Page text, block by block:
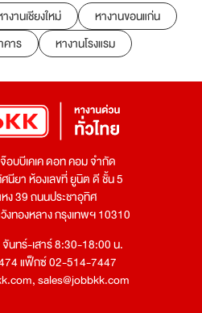
งานเชียงใหม่
หางานขอนแก่น
คาร หางานโรงแรม
บบีเคเค ดอท คอม จำกัด
นียา ห้องเลขที่ ยูนิต ดี ชั้น 5
ง 39 ถนนประชาอุทิศ
งทองหลาง กรุงเทพฯ 10310
นทร์-เสาร์ 8:30-18:00 น.
แฟ็กซ์ 02-514-7447
,sales@jobbkk.com